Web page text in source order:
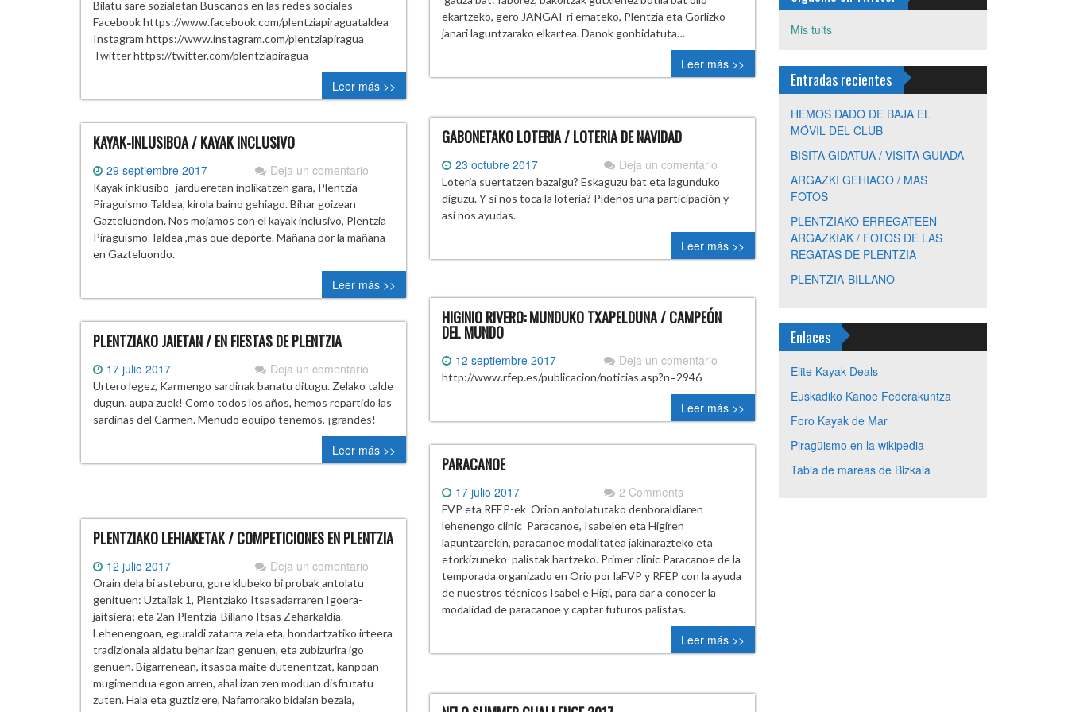
ekartzeko, gero JANGAI-ri emateko, Plentzia eta Gorlizko
janari laguntzarako elkartea. Danok gonbidatuta…
Leer más >>
Bilatu sare sozialetan Buscanos en las redes sociales
Facebook https://www.facebook.com/plentziapiraguataldea
Instagram https://www.instagram.com/plentziapiragua
Twitter https://twitter.com/plentziapiragua
Leer más >>
GABONETAKO LOTERIA / LOTERIA DE NAVIDAD
23 octubre 2017 Deja un comentario
Loteria suertatzen bazaigu? Eskaguzu bat eta lagunduko
diguzu. Y si nos toca la lotería? Pídenos una participación y
así nos ayudas.
Leer más >>
KAYAK-INLUSIBOA / KAYAK INCLUSIVO
29 septiembre 2017 Deja un comentario
Kayak inklusibo- jardueretan inplikatzen gara, Plentzia
Piraguismo Taldea, kirola baino gehiago. Bihar goizean
Gazteluondon. Nos mojamos con el kayak inclusivo, Plentzia
Piraguismo Taldea ,más que deporte. Mañana por la mañana
en Gazteluondo.
Leer más >>
HIGINIO RIVERO: MUNDUKO TXAPELDUNA / CAMPEÓN
DEL MUNDO
12 septiembre 2017 Deja un comentario
http://www.rfep.es/publicacion/noticias.asp?n=2946
Leer más >>
PLENTZIAKO JAIETAN / EN FIESTAS DE PLENTZIA
17 julio 2017 Deja un comentario
Urtero legez, Karmengo sardinak banatu ditugu. Zelako talde
dugun, aupa zuek! Como todos los años, hemos repartido las
sardinas del Carmen. Menudo equipo tenemos, ¡grandes!
Leer más >>
PARACANOE
17 julio 2017 2 Comments
FVP eta RFEP-ek Orion antolatutako denboraldiaren
lehenengo clinic Paracanoe, Isabelen eta Higiren
laguntzarekin, paracanoe modalitatea jakinarazteko eta
etorkizuneko palistak hartzeko. Primer clinic Paracanoe de la
temporada organizado en Orio por laFVP y RFEP con la ayuda
de nuestros técnicos Isabel e Higi, para dar a conocer la
modalidad de paracanoe y captar futuros palistas.
Leer más >>
PLENTZIAKO LEHIAKETAK / COMPETICIONES EN PLENTZIA
12 julio 2017 Deja un comentario
Orain dela bi asteburu, gure klubeko bi probak antolatu
genituen: Uztailak 1, Plentziako Itsasadarraren Igoera-
jaitsiera; eta 2an Plentzia-Billano Itsas Zeharkaldia.
Lehenengoan, eguraldi zatarra zela eta, hondartzatiko irteera
tradizionala aldatu behar izan genuen, eta zubizurira igo
genuen. Bigarrenean, itsasoa maite dutenentzat, kanpoan
mugimendua egon arren, ahal izan zen moduan disfrutatu
zuten. Hala eta guztiz ere, Nafarrorako bidaian bezala,
Mis tuits
Entradas recientes
HEMOS DADO DE BAJA EL
MÓVIL DEL CLUB
BISITA GIDATUA / VISITA GUIADA
ARGAZKI GEHIAGO / MAS
FOTOS
PLENTZIAKO ERREGATEEN
ARGAZKIAK / FOTOS DE LAS
REGATAS DE PLENTZIA
PLENTZIA-BILLANO
Enlaces
Elite Kayak Deals
Euskadiko Kanoe Federakuntza
Foro Kayak de Mar
Piragüismo en la wikipedia
Tabla de mareas de Bizkaia